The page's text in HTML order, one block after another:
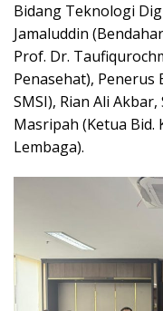
Bidang Teknologi
Jamaluddin
Prof. Dr.
Penasehat), Penerus
SMSI), Rian Ali
Masripah (Ketua Bid.
Lembaga).